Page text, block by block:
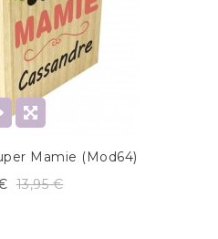
Mamie (mod64)
13,95 €